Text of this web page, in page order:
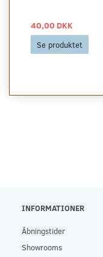
40,00 DKK
Se produktet
INFORMATIONER
Åbningstider
Showrooms